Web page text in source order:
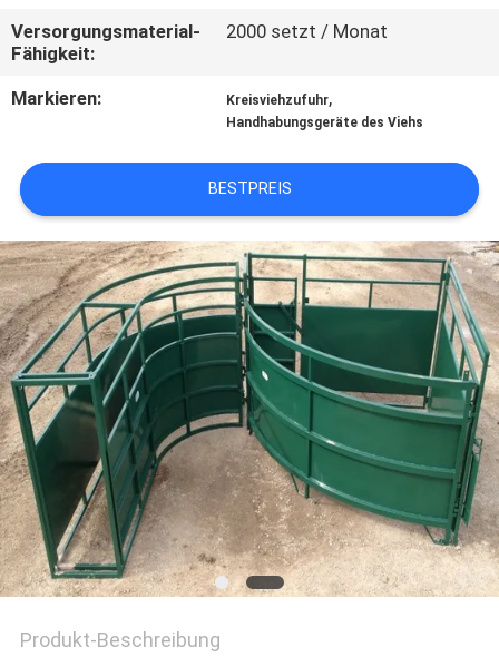
VERBINDUNG
SIE
EIN
ZITAT
SITEMAP
DATENSCHUTZRICHTLINIE
Versorgungsmaterial-
Fähigkeit:
2000 setzt / Monat
Markieren: Kreisviehzufuhr,
Handhabungsgeräte des Viehs
BESTPREIS
Produkt-Beschreibung